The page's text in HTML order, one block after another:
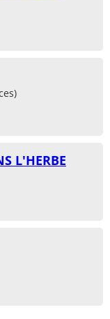
L'HERBE